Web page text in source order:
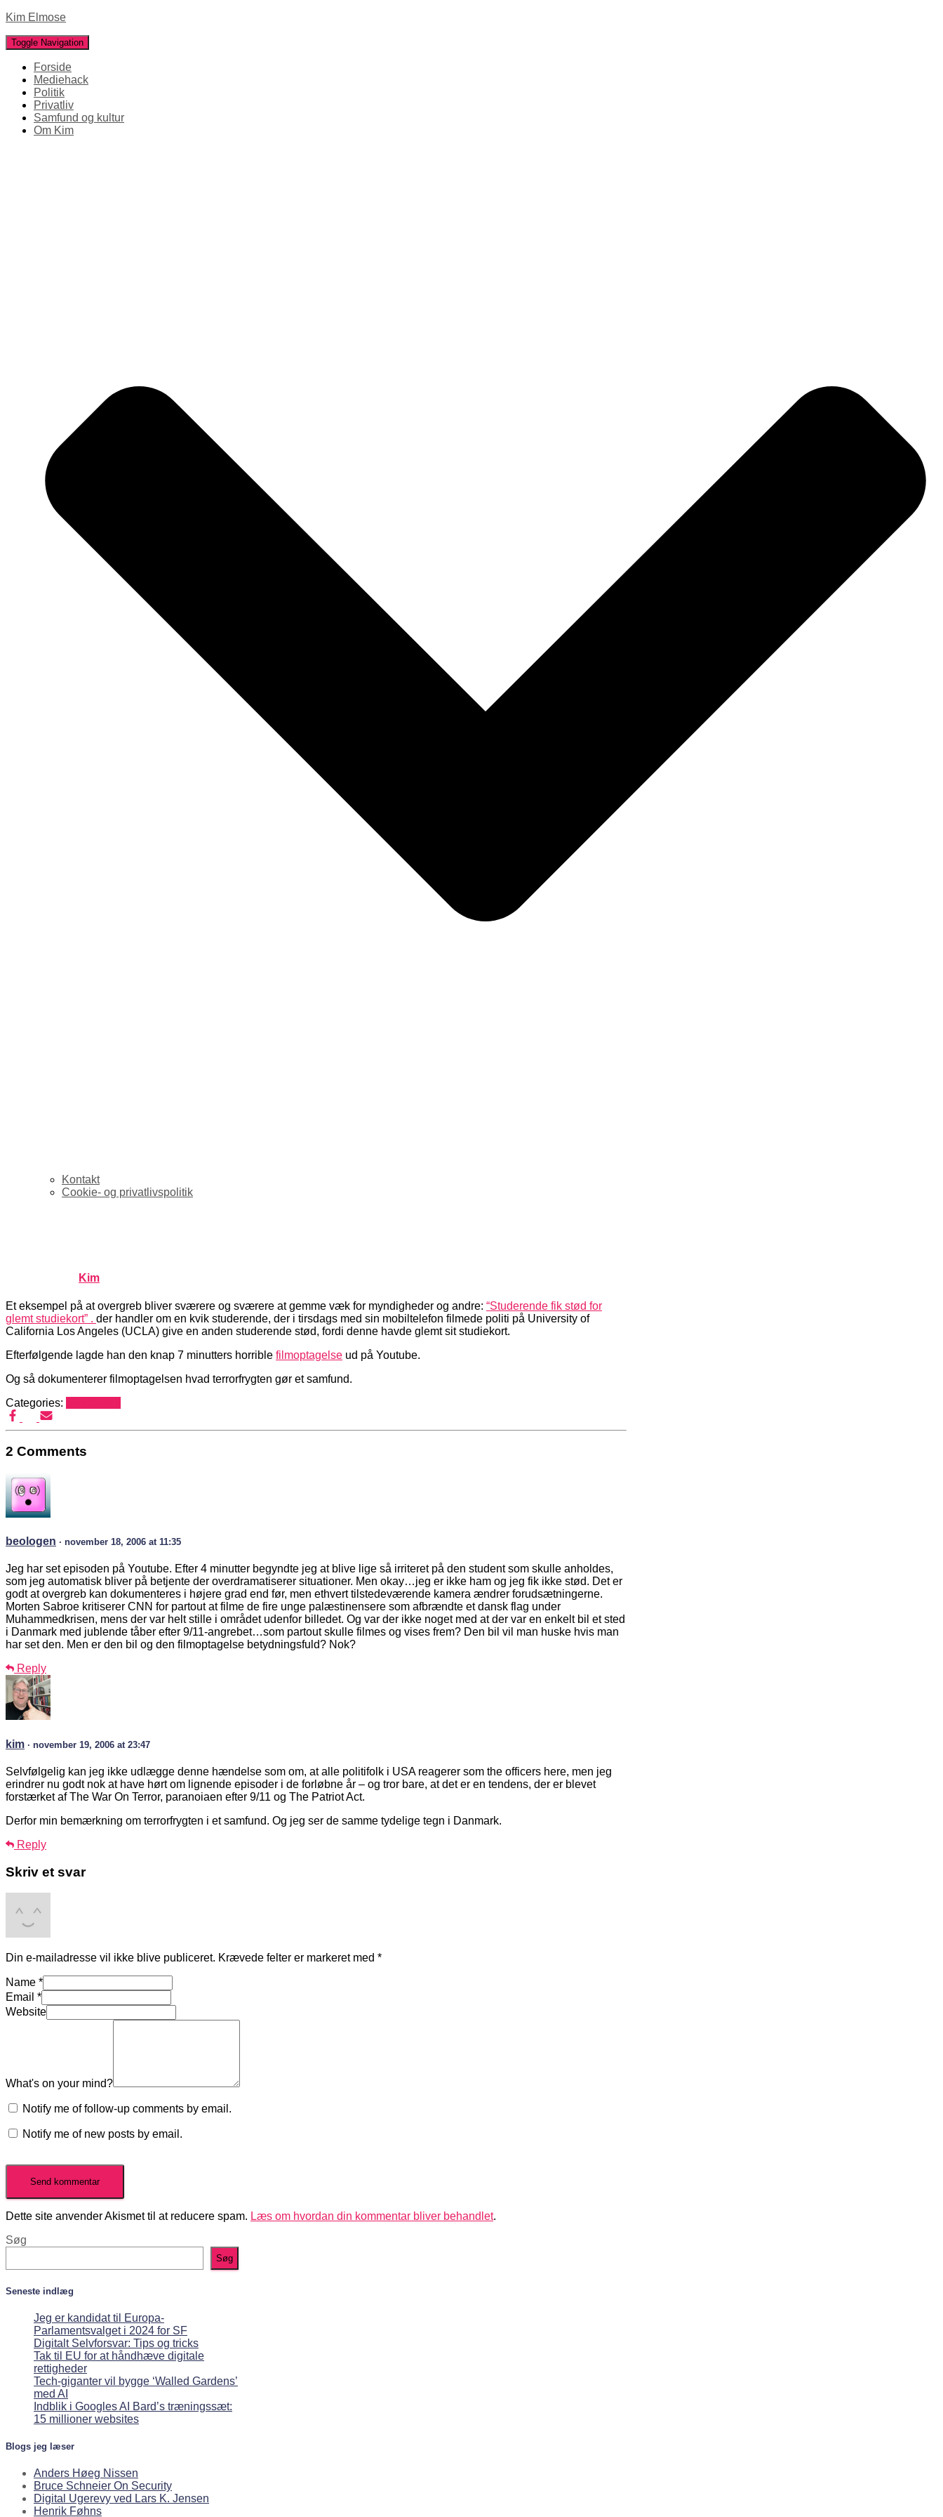
Kim Elmose
Toggle Navigation
Forside
Mediehack
Politik
Privatliv
Samfund og kultur
Om Kim
Kontakt
Cookie- og privatlivspolitik
Kim
Et eksempel på at overgreb bliver sværere og sværere at gemme væk for myndigheder og andre: “Studerende fik stød for
glemt studiekort” . der handler om en kvik studerende, der i tirsdags med sin mobiltelefon filmede politi på University of
California Los Angeles (UCLA) give en anden studerende stød, fordi denne havde glemt sit studiekort.
Efterfølgende lagde han den knap 7 minutters horrible filmoptagelse ud på Youtube.
Og så dokumenterer filmoptagelsen hvad terrorfrygten gør et samfund.
Categories:
2 Comments
beologen · november 18, 2006 at 11:35
Jeg har set episoden på Youtube. Efter 4 minutter begyndte jeg at blive lige så irriteret på den student som skulle anholdes,
som jeg automatisk bliver på betjente der overdramatiserer situationer. Men okay…jeg er ikke ham og jeg fik ikke stød. Det er
godt at overgreb kan dokumenteres i højere grad end før, men ethvert tilstedeværende kamera ændrer forudsætningerne.
Morten Sabroe kritiserer CNN for partout at filme de fire unge palæstinensere som afbrændte et dansk flag under
Muhammedkrisen, mens der var helt stille i området udenfor billedet. Og var der ikke noget med at der var en enkelt bil et sted
i Danmark med jublende tåber efter 9/11-angrebet…som partout skulle filmes og vises frem? Den bil vil man huske hvis man
har set den. Men er den bil og den filmoptagelse betydningsfuld? Nok?
Reply
kim · november 19, 2006 at 23:47
Selvfølgelig kan jeg ikke udlægge denne hændelse som om, at alle politifolk i USA reagerer som the officers here, men jeg
erindrer nu godt nok at have hørt om lignende episoder i de forløbne år – og tror bare, at det er en tendens, der er blevet
forstærket af The War On Terror, paranoiaen efter 9/11 og The Patriot Act.
Derfor min bemærkning om terrorfrygten i et samfund. Og jeg ser de samme tydelige tegn i Danmark.
Reply
Skriv et svar
Din e-mailadresse vil ikke blive publiceret. Krævede felter er markeret med *
Name *
Email *
Website
What's on your mind?
Notify me of follow-up comments by email.
Notify me of new posts by email.
Dette site anvender Akismet til at reducere spam. Læs om hvordan din kommentar bliver behandlet.
Søg
Søg
Seneste indlæg
Jeg er kandidat til Europa-
Parlamentsvalget i 2024 for SF
Digitalt Selvforsvar: Tips og tricks
Tak til EU for at håndhæve digitale
rettigheder
Tech-giganter vil bygge ‘Walled Gardens’
med AI
Indblik i Googles AI Bard’s træningssæt:
15 millioner websites
Blogs jeg læser
Anders Høeg Nissen
Bruce Schneier On Security
Digital Ugerevy ved Lars K. Jensen
Henrik Føhns